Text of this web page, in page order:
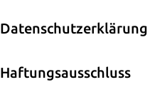
Datenschutzerklärung
Haftungsausschluss